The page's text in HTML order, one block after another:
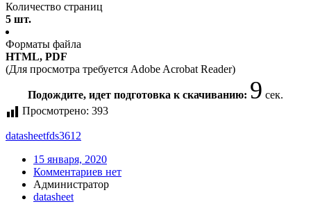
Количество страниц
5 шт.
Форматы файла
HTML, PDF
(Для просмотра требуется Adobe Acrobat Reader)
Подождите, идет подготовка к скачиванию: 9 сек.
Просмотрено: 393
datasheetfds3612
15 января, 2020
Комментариев нет
Администратор
datasheet